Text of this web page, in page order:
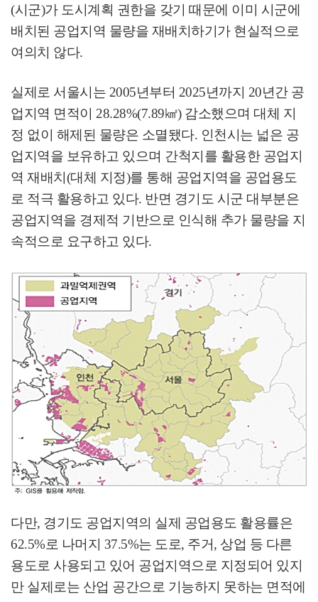
(시군)가 도시계획 권한을 갖기 때문에 이미 시군에
배치된 공업지역 물량을 재배치하기가 현실적으로
여의치 않다.
실제로 서울시는 2005년부터 2025년까지 20년간 공
업지역 면적이 28.28%(7.89㎢) 감소했으며 대체 지
정 없이 해제된 물량은 소멸됐다. 인천시는 넓은 공
업지역을 보유하고 있으며 간척지를 활용한 공업지
역 재배치 (대체 지정)를 통해 공업지역을 공업용도
로 적극 활용하고 있다. 반면 경기도 시군 대부분은
공업지역을 경제적 기반으로 인식해 추가 물량을 지
속적으로 요구하고 있다.
다만, 경기도 공업지역의 실제 공업용도 활용률은
62.5%로 나머지 37.5%는 도로, 주거, 상업 등 다른
용도로 사용되고 있어 공업지역으로 지정되어 있지
만 실제로는 산업 공간으로 기능하지 못하는 면적에